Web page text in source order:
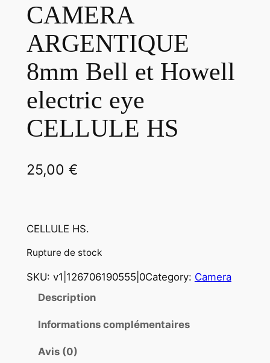
CAMERA
ARGENTIQUE
8mm Bell et Howell
electric eye
CELLULE HS
25,00 €
CELLULE HS.
Rupture de stock
SKU: v1|126706190555|0Category: Camera
Description
Informations complémentaires
Avis (0)